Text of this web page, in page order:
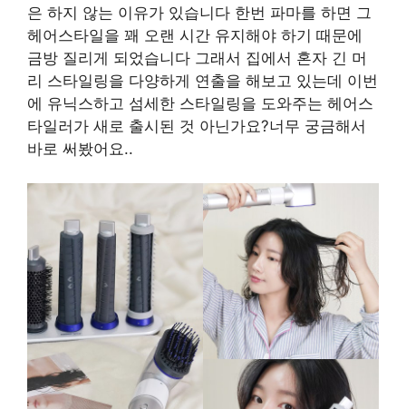
은 하지 않는 이유가 있습니다 한번 파마를 하면 그
헤어스타일을 꽤 오랜 시간 유지해야 하기 때문에
금방 질리게 되었습니다 그래서 집에서 혼자 긴 머
리 스타일링을 다양하게 연출을 해보고 있는데 이번
에 유닉스하고 섬세한 스타일링을 도와주는 헤어스
타일러가 새로 출시된 것 아닌가요?너무 궁금해서
바로 써봤어요..